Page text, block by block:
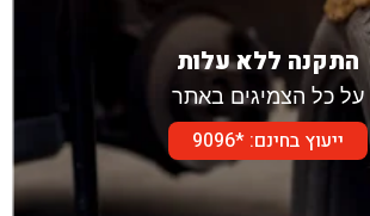
התקנה ללא עלות
על כל הצמיגים באתר
ייעוץ בחינם: *9096